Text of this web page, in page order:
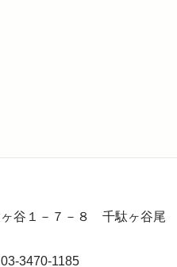
谷１－７－８ 千駄ヶ谷尾
3470-1185